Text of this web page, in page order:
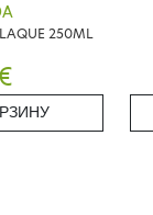
250ML